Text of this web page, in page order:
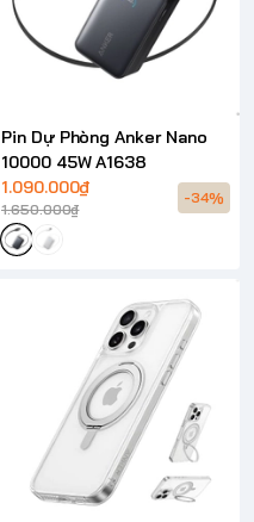
Pin Dự Phòng Anker Nano
10000 45W A1638
1.090.000₫
1.650.000₫
-34%